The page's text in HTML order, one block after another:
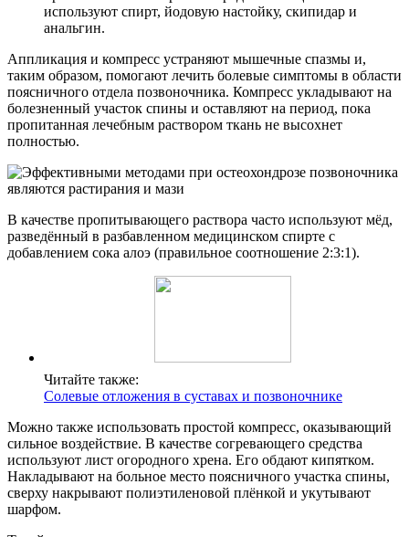
используют спирт, йодовую настойку, скипидар и
анальгин.
Аппликация и компресс устраняют мышечные спазмы и,
таким образом, помогают лечить болевые симптомы в области
поясничного отдела позвоночника. Компресс укладывают на
болезненный участок спины и оставляют на период, пока
пропитанная лечебным раствором ткань не высохнет
полностью.
В качестве пропитывающего раствора часто используют мёд,
разведённый в разбавленном медицинском спирте с
добавлением сока алоэ (правильное соотношение 2:3:1).
Читайте также:
Солевые отложения в суставах и позвоночнике
Можно также использовать простой компресс, оказывающий
сильное воздействие. В качестве согревающего средства
используют лист огородного хрена. Его обдают кипятком.
Накладывают на больное место поясничного участка спины,
сверху накрывают полиэтиленовой плёнкой и укутывают
шарфом.